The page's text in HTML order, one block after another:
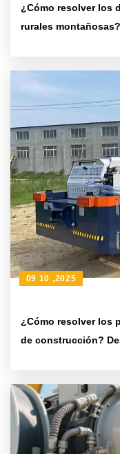
¿Cómo resolver los
rurales
¿Cómo resolver los
de construcción?
09 10 ,2025